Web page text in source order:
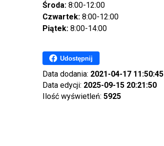
Środa: 8:00-12:00
Czwartek: 8:00-12:00
Piątek: 8:00-14:00
Udostępnij
Data dodania: 2021-04-17 11:50:45
Data edycji: 2025-09-15 20:21:50
Ilość wyświetleń: 5925